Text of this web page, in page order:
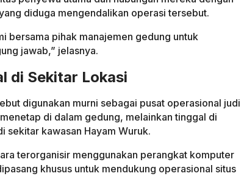
diduga mengendalikan operasi tersebut.
bersama pihak manajemen gedung untuk
jawab,” jelasnya.
di Sekitar Lokasi
digunakan murni sebagai pusat operasional judi
di dalam gedung, melainkan tinggal di
sekitar kawasan Hayam Wuruk.
terorganisir menggunakan perangkat komputer
khusus untuk mendukung operasional situs